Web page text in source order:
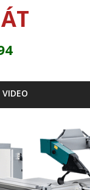
VIDEO